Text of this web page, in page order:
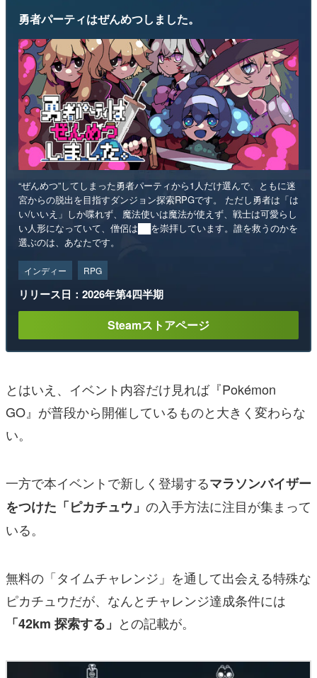
勇者パーティはぜんめつしました。
“ぜんめつ”してしまった勇者パーティから1人だけ選んで、ともに迷
宮からの脱出を目指すダンジョン探索RPGです。 ただし勇者は「は
い/いいえ」しか喋れず、魔法使いは魔法が使えず、戦士は可愛らし
い人形になっていて、僧侶は██を崇拝しています。誰を救うのかを
選ぶのは、あなたです。
インディー RPG
リリース日：2026年第4四半期
Steamストアページ
とはいえ、イベント内容だけ見れば『Pokémon
GO』が普段から開催しているものと大きく変わらな
い。
一方で本イベントで新しく登場するマラソンバイザー
をつけた「ピカチュウ」 の入手方法に注目が集まって
いる。
無料の「タイムチャレンジ」を通して出会える特殊な
ピカチュウだが、なんとチャレンジ達成条件には
「42km 探索する」 との記載が。